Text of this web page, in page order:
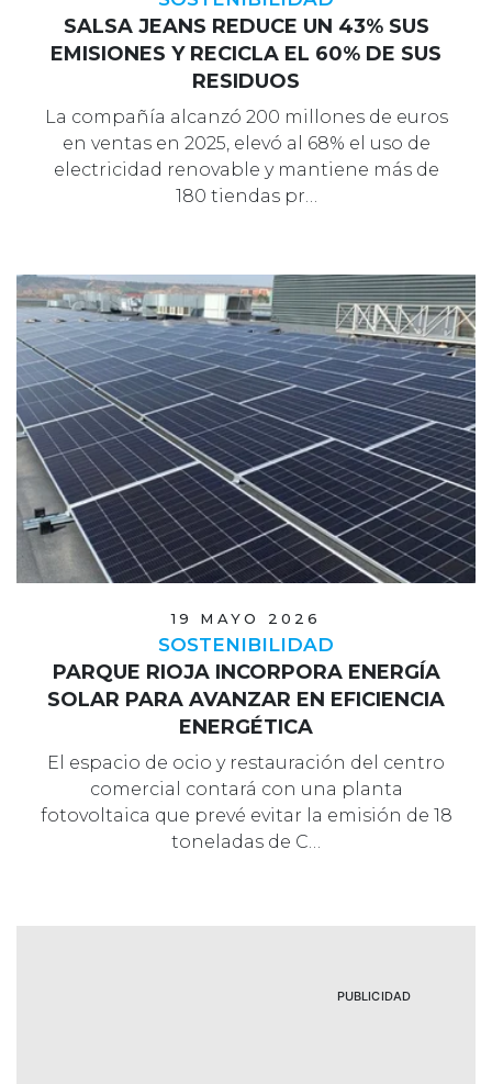
SALSA JEANS REDUCE UN 43% SUS
EMISIONES Y RECICLA EL 60% DE SUS
RESIDUOS
La compañía alcanzó 200 millones de euros
en ventas en 2025, elevó al 68% el uso de
electricidad renovable y mantiene más de
180 tiendas pr…
19 MAYO 2026
SOSTENIBILIDAD
PARQUE RIOJA INCORPORA ENERGÍA
SOLAR PARA AVANZAR EN EFICIENCIA
ENERGÉTICA
El espacio de ocio y restauración del centro
comercial contará con una planta
fotovoltaica que prevé evitar la emisión de 18
toneladas de C…
PUBLICIDAD